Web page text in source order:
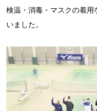
検温・消毒・マスクの着
いました。